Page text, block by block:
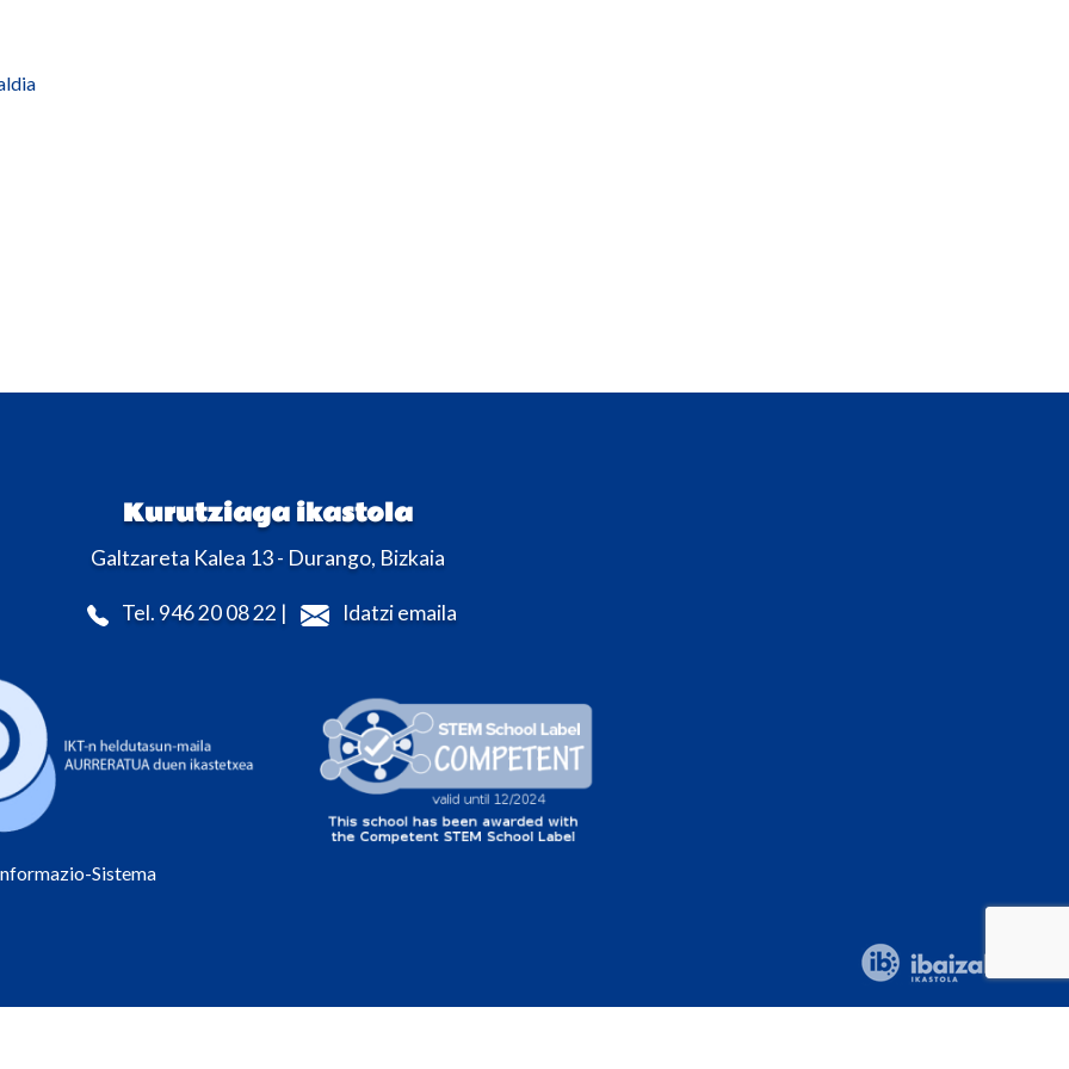
Kurutziaga ikastola
Galtzareta Kalea 13 - Durango, Bizkaia
Tel. 946 20 08 22 | Idatzi emaila
Sistema